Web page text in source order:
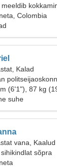
meeldib
Colombia
Kalad
(6'1"), 87 kg
suhe
vana, Kaalud
sõpra